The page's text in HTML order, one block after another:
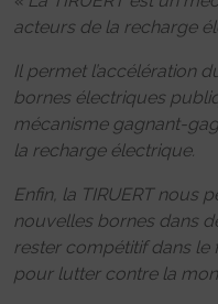
acteurs de la recharge
Il permet l’accélération
bornes électriques
mécanisme gagnant-
la recharge électrique.
Enfin, la TIRUERT nous
nouvelles bornes dans
rester compétitif dans
pour lutter contre la